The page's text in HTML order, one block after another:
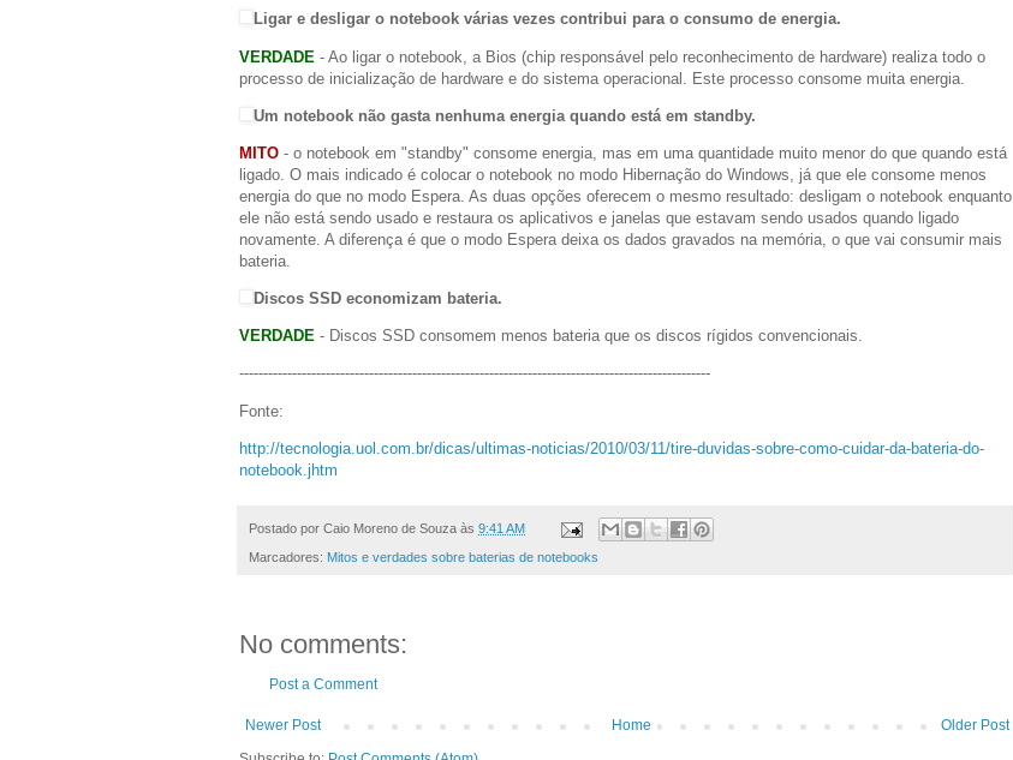
Ligar e desligar o notebook várias vezes contribui para o consumo de energia.
VERDADE - Ao ligar o notebook, a Bios (chip responsável pelo reconhecimento de hardware) realiza todo o
processo de inicialização de hardware e do sistema operacional. Este processo consome muita energia.
Um notebook não gasta nenhuma energia quando está em standby.
MITO - o notebook em "standby" consome energia, mas em uma quantidade muito menor do que quando está
ligado. O mais indicado é colocar o notebook no modo Hibernação do Windows, já que ele consome menos
energia do que no modo Espera. As duas opções oferecem o mesmo resultado: desligam o notebook enquanto
ele não está sendo usado e restaura os aplicativos e janelas que estavam sendo usados quando ligado
novamente. A diferença é que o modo Espera deixa os dados gravados na memória, o que vai consumir mais
bateria.
Discos SSD economizam bateria.
VERDADE - Discos SSD consomem menos bateria que os discos rígidos convencionais.
--------------------------------------------------------------------------------------------------
Fonte:
http://tecnologia.uol.com.br/dicas/ultimas-noticias/2010/03/11/tire-duvidas-sobre-como-cuidar-da-bateria-do-
notebook.jhtm
Postado por Caio Moreno de Souza às 9:41 AM
Marcadores: Mitos e verdades sobre baterias de notebooks
No comments:
Post a Comment
Newer Post Older Post
Home